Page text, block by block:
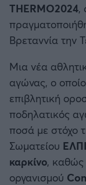
Ρεάλ
Λίβερπουλ
THERMO2024,
Βρεταννία την
Μια νέα
αγώνας, ο
επιβλητική
ποδηλατικός
ποσά με στόχο
Σωματείου
καρκίνο, καθώς
οργανισμού